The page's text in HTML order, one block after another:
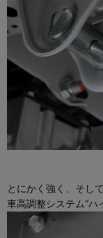
とにかく強く、そし
車高調整システム“ハ